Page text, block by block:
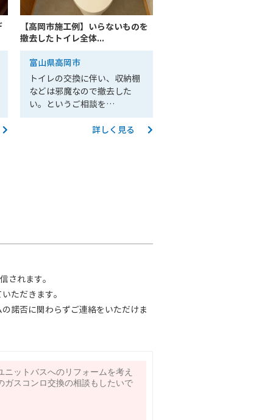
【高岡市施工例】いらないものを
撤去したトイレ全体...
富山県高岡市
トイレの交換に伴い、収納棚
などは邪魔なので撤去した
い。というご相談を…
詳しく見る
されます。
ただきます。
諾否に関わらずご連絡をいただけま